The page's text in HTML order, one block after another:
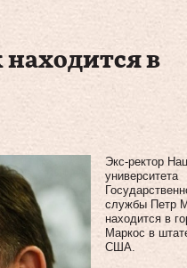
в
Экс-ректор
университета
службы Петр
находится в
Маркос в
США.